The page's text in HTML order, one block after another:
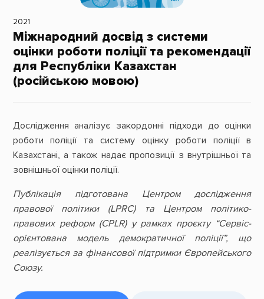
2021
Міжнародний досвід з системи
оцінки роботи поліції та рекомендації
для Республіки Казахстан
(російською мовою)
Дослідження аналізує закордонні підходи до оцінки
роботи поліції та систему оцінку роботи поліції в
Казахстані, а також надає пропозиції з внутрішньої та
зовнішньої оцінки поліції.
Публікація підготована Центром дослідження
правової політики (LPRC) та Центром політико-
правових реформ (CPLR) у рамках проєкту “Сервіс-
орієнтована модель демократичної поліції”, що
реалізується за фінансової підтримки Європейського
Союзу.